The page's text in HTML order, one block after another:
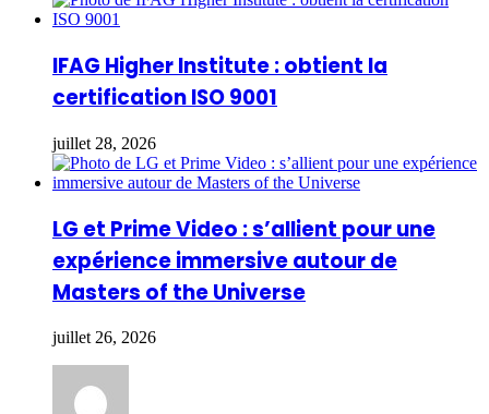
IFAG Higher Institute : obtient la
certification ISO 9001
juillet 28, 2026
LG et Prime Video : s’allient pour une
expérience immersive autour de
Masters of the Universe
juillet 26, 2026